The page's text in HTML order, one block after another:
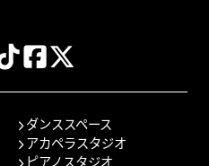
ダンススペース
アカペラスタジオ
ピアノスタジオ